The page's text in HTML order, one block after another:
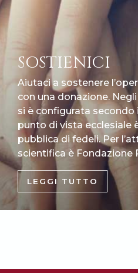
SOSTIENICI
Aiutaci a sostenere
con una donazione.
si è configurata secondo
punto di vista ecclesiale
pubblica di fedeli. Per
scientifica è Fondazione
LEGGI TUTTO